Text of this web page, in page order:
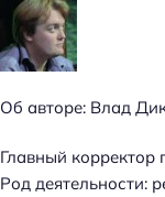
Об авторе: Влад
Главный корректор
Род деятельности: